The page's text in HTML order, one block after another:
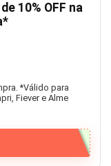
10% OFF na
*Válido para
Fiever e Alme